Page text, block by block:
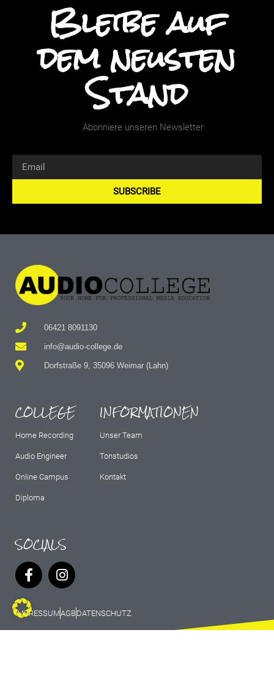
Bleibe auf
dem neusten
Stand
Abonniere unseren Newsletter
SUBSCRIBE
06421 8091130
info@audio-college.de
Dorfstraße 9, 35096 Weimar (Lahn)
COLLEGE
Home Recording
Audio Engineer
Online Campus
Diploma
INFORMATIONEN
Unser Team
Tonstudios
Kontakt
SOCIALS
IMPRESSUMAGBDATENSCHUTZ